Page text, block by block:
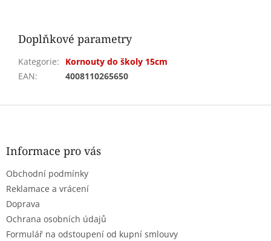
Doplňkové parametry
Kategorie:
Kornouty do školy 15cm
EAN: 4008110265650
Z
Informace pro vás
Obchodní podmínky
Reklamace a vrácení
Doprava
Ochrana osobních údajů
Formulář na odstoupení od kupní smlouvy